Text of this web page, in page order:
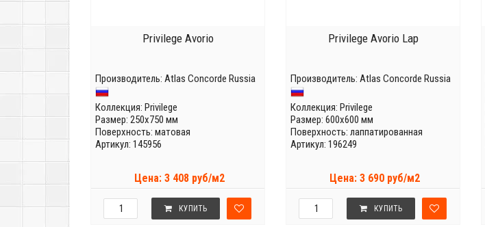
Privilege Avorio
Производитель: Atlas Concorde Russia
Коллекция: Privilege
Размер: 250x750 мм
Поверхность: матовая
Артикул: 145956
Цена: 3 408 руб/м2
КУПИТЬ
Privilege Avorio Lap
Производитель: Atlas Concorde Russia
Коллекция: Privilege
Размер: 600x600 мм
Поверхность: лаппатированная
Артикул: 196249
Цена: 3 690 руб/м2
КУПИТЬ